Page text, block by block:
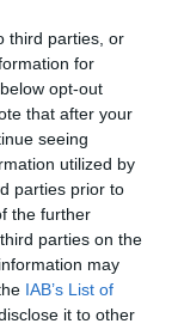
third parties, or
for
opt-out
that after your
seeing
utilized by
parties prior to
the further
parties on the
may
IAB’s List of
it to other
en múltiples
la
de cierre
de 2026.
preferida
de